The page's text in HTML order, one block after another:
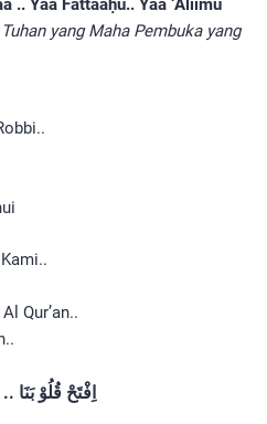
.. Yaa Fattaaḥu.. Yaa ‘Aliimu
yang Maha Pembuka yang
Qur’an..
اِفْتَحْ قُلُوْ بَنَا